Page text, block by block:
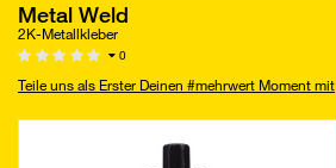
Metal Weld
2K-Metallkleber
0
Teile uns als Erster Deinen #mehrwert Moment mit